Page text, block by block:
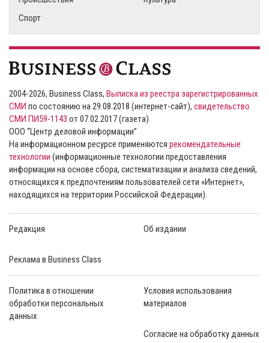
Спорт
2004-2026, Business Class, Выписка из реестра зарегистрированных
СМИ по состоянию на 29.08.2018 (интернет-сайт), свидетельство
СМИ ПИ59-1143 от 07.02.2017 (газета)
ООО “Центр деловой информации”
На информационном ресурсе применяются рекомендательные
технологии (информационные технологии предоставления
информации на основе сбора, систематизации и анализа сведений,
относящихся к предпочтениям пользователей сети «Интернет»,
находящихся на территории Российской Федерации).
Редакция Об издании
Реклама в Business Class
Политика в отношении
обработки персональных
данных
Условия использования
материалов
Согласие на обработку данных